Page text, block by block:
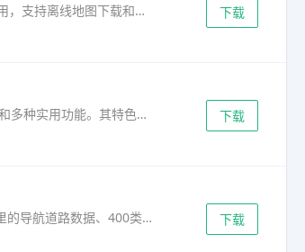
奥维互动地图3D高清版是一款集成了Google、Bing、百度等知名地图的多功能导航应用，支持离线地图下载和语音导航。它提供精确的定位与导航服务，并拥有强大的地理信息规划功能，适用于各行... 下载
高德地图车机版是一款专为车主设计的地图导航应用，提供精准的语音导航、实时路况和多种实用功能。其特色包括超过600万公里的道路数据、400类道路属性信息及海量POI数据库，确保导航准确... 下载
高德地图车机版专为车主打造，提供精准、高效的导航服务。其特色包括超过600万公里的导航道路数据、400类以上的道路属性信息及实时路况五色阶显示，确保出行畅通无阻。软件支持多种更新... 下载